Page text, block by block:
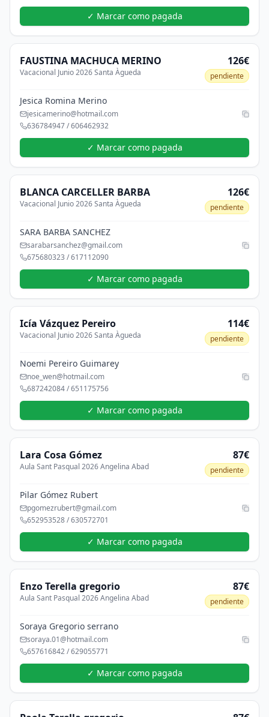
✓ Marcar como pagada
FAUSTINA MACHUCA MERINO
Vacacional Junio 2026 Santa Àgueda
126€
pendiente
Jesica Romina Merino
jesicamerino@hotmail.com
636784947 / 606462932
✓ Marcar como pagada
BLANCA CARCELLER BARBA
Vacacional Junio 2026 Santa Àgueda
126€
pendiente
SARA BARBA SANCHEZ
sarabarsanchez@gmail.com
675680323 / 617112090
✓ Marcar como pagada
Icía Vázquez Pereiro
Vacacional Junio 2026 Santa Àgueda
114€
pendiente
Noemi Pereiro Guimarey
noe_wen@hotmail.com
687242084 / 651175756
✓ Marcar como pagada
Lara Cosa Gómez
Aula Sant Pasqual 2026 Angelina Abad
87€
pendiente
Pilar Gómez Rubert
pgomezrubert@gmail.com
652953528 / 630572701
✓ Marcar como pagada
EnzoTerella gregorio
Aula Sant Pasqual 2026 Angelina Abad
87€
pendiente
Soraya Gregorio serrano
soraya.01@hotmail.com
657616842 / 629055771
✓ Marcar como pagada